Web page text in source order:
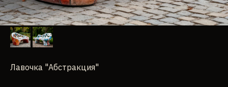
Лавочка "Абстракция"